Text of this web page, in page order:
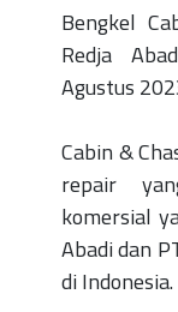
Bengkel
Redja
Agustus
Cabin &
repair
komersial
Abadi dan
di Indonesia.